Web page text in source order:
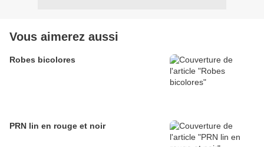
Vous aimerez aussi
Robes bicolores
PRN lin en rouge et noir